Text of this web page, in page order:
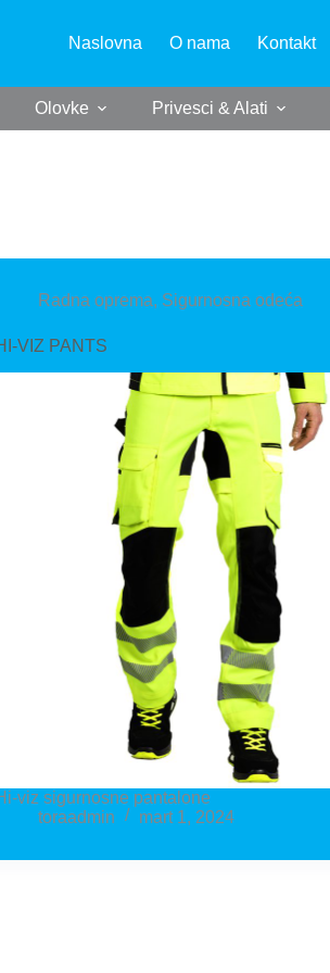
Naslovna O nama Kontakt
Olovke Privesci & Alati
Radna oprema, Sigurnosna odeća
VIZ PANTS
viz sigurnosne pantalone
toraadmin
mart 1, 2024